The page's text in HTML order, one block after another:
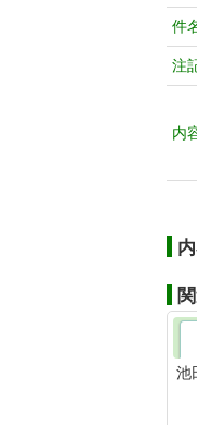
件
注
内
池